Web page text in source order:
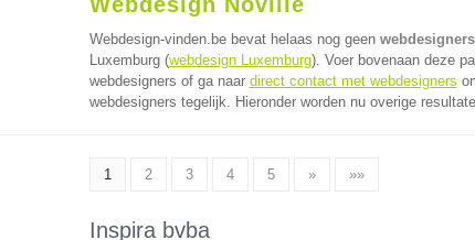
Webdesign-vinden.be bevat helaas nog geen
Luxemburg (webdesign Luxemburg). Voer bovenaan deze
webdesigners of ga naar direct contact met webdesigners
webdesigners tegelijk. Hieronder worden nu overige
1 2 3 4 5 » »»
Inspira bvba